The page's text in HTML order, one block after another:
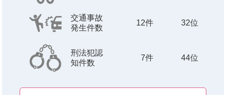
交通事故
発生件数
12件 32位
刑法犯認
知件数
7件 44位